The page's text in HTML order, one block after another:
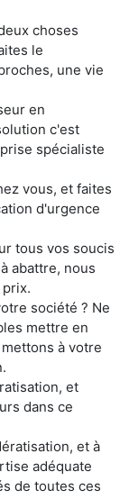
choses
le
une vie
en
c'est
spécialiste
vous, et faites
d'urgence
tous vos soucis
abattre, nous
société ? Ne
mettre en
à votre
et
dans ce
et à
adéquate
de toutes ces